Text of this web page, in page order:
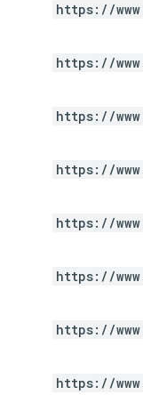
https://
https://
https://
https://
https://
https://
https://
https://